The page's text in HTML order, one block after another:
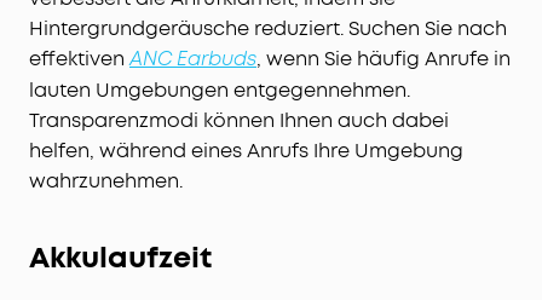
Hintergrundgeräusche reduziert. Suchen Sie nach
effektivenANC Earbuds, wenn Sie häufig Anrufe in
lauten Umgebungen entgegennehmen.
Transparenzmodi können Ihnen auch dabei
helfen, während eines Anrufs Ihre Umgebung
wahrzunehmen.
Akkulaufzeit